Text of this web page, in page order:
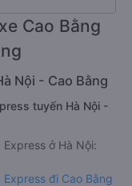
Cao Bằng
Nội - Cao Bằng
tuyến Hà Nội -
ở Hà Nội:
Express đi Cao Bằng